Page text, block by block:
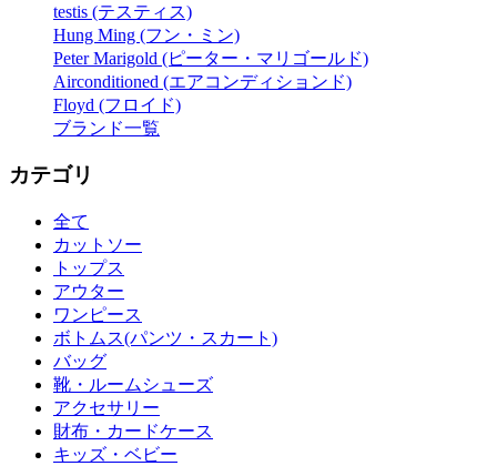
testis (テスティス)
Hung Ming (フン・ミン)
Peter Marigold (ピーター・マリゴールド)
Airconditioned (エアコンディションド)
Floyd (フロイド)
ブランド一覧
カテゴリ
全て
カットソー
トップス
アウター
ワンピース
ボトムス(パンツ・スカート)
バッグ
靴・ルームシューズ
アクセサリー
財布・カードケース
キッズ・ベビー